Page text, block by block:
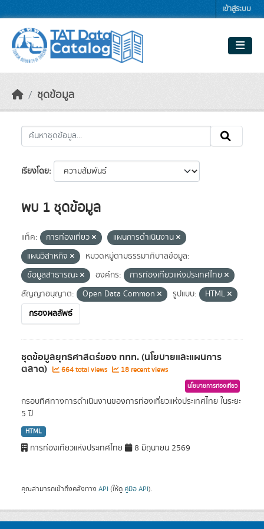
เข้าสู่ระบบ
ชุดข้อมูล
เรียงโดย
พบ 1 ชุดข้อมูล
แท็ค: การท่องเที่ยว
แผนการดำเนินงาน
แผนวิสาหกิจ
หมวดหมู่ตามธรรมาภิบาลข้อมูล:
ข้อมูลสาธารณะ
องค์กร:
การท่องเที่ยวแห่งประเทศไทย
สัญญาอนุญาต:
Open Data Common รูปแบบ:
HTML
กรองผลลัพธ์
ชุดข้อมูลยุทธศาสตร์ของ ททท. (นโยบายและแผนการ
ตลาด) 664 total views 18 recent views
นโยบายการท่องเที่ยว
กรอบทิศทางการดำเนินงานของการท่องเที่ยวแห่งประเทศไทย ในระยะ
5 ปี
HTML
การท่องเที่ยวแห่งประเทศไทย 8 มิถุนายน 2569
คุณสามารถเข้าถึงคลังทาง API (ให้ดู คู่มือ API).